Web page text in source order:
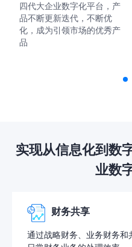
四代大企业数字化平台，产
品不断更新迭代，不断优
化，成为引领市场的优秀产
品
实现从信息化到数
业数
财务共享
通过战略财务、业务财务和